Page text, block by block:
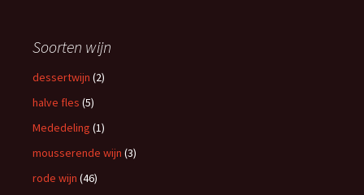
Soorten wijn
dessertwijn (2)
halve fles (5)
Mededeling (1)
mousserende wijn (3)
rode wijn (46)